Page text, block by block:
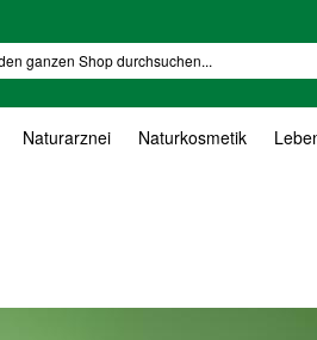
Naturarznei Naturkosmetik